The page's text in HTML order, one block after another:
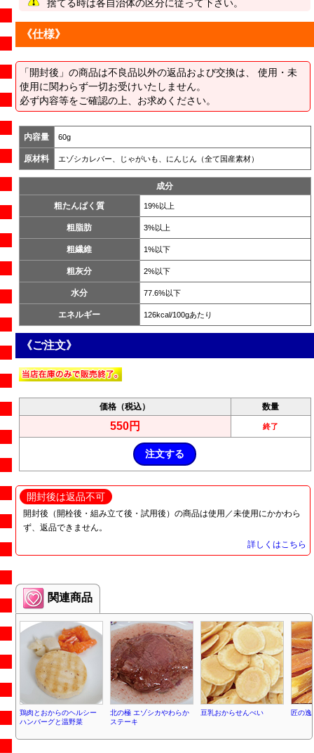
捨てる時は各自治体の区分に従って下さい。
《仕様》
「開封後」の商品は不良品以外の返品および交換は、 使用・未
使用に関わらず一切お受けいたしません。
必ず内容等をご確認の上、お求めください。
内容量 60g
原材料 エゾシカレバー、じゃがいも、にんじん（全て国産素材）
成分
粗たんぱく質
19%以上
粗脂肪 3%以上
粗繊維 1%以下
粗灰分 2%以下
水分 77.6%以下
エネルギー 126kcal/100gあたり
《ご注文》
価格（税込） 数量
550円 終了
開封後は返品不可
開封後（開栓後・組み立て後・試用後）の商品は使用／未使用にかかわら
ず、返品できません。
詳しくはこちら
関連商品
鶏肉とおからのヘルシー
ハンバーグと温野菜
北の極 エゾシカやわらか
ステーキ
豆乳おからせんべい 匠の逸